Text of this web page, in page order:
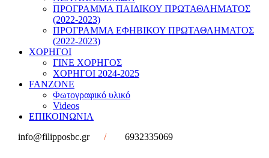
ΠΡΟΓΡΑΜΜΑ ΠΑΙΔΙΚΟΥ ΠΡΩΤΑΘΛΗΜΑΤΟΣ
(2022-2023)
ΠΡΟΓΡΑΜΜΑ ΕΦΗΒΙΚΟΥ ΠΡΩΤΑΘΛΗΜΑΤΟΣ
(2022-2023)
ΧΟΡΗΓΟΙ
ΓΙΝΕ ΧΟΡΗΓΟΣ
ΧΟΡΗΓΟΙ 2024-2025
FANZONE
Φωτογραφικό υλικό
Videos
ΕΠΙΚΟΙΝΩΝΙΑ
info@filipposbc.gr
/ 6932335069